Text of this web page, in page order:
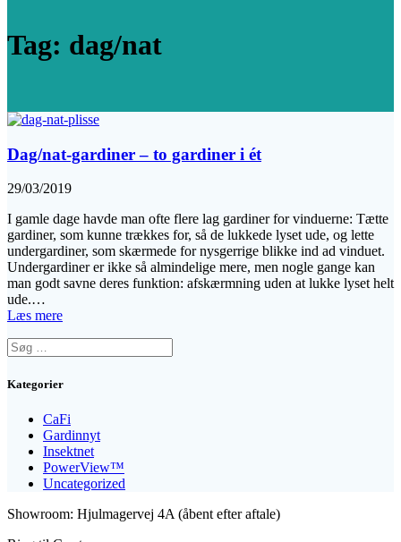
Tag: dag/nat
Dag/nat-gardiner – to gardiner i ét
29/03/2019
I gamle dage havde man ofte flere lag gardiner for vinduerne: Tætte
gardiner, som kunne trækkes for, så de lukkede lyset ude, og lette
undergardiner, som skærmede for nysgerrige blikke ind ad vinduet.
Undergardiner er ikke så almindelige mere, men nogle gange kan
man godt savne deres funktion: afskærmning uden at lukke lyset helt
ude.…
Læs mere
Søg
efter:
Kategorier
CaFi
Gardinnyt
Insektnet
PowerView™
Uncategorized
Showroom: Hjulmagervej 4A (åbent efter aftale)